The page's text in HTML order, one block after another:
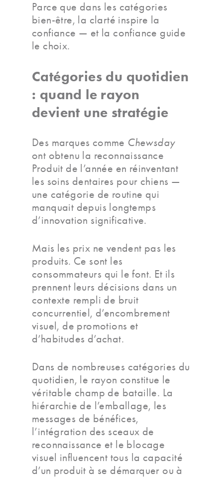
Parce que dans les catégories
bien-être, la clarté inspire la
confiance — et la confiance guide
le choix.
Catégories du quotidien
: quand le rayon
devient une stratégie
Des marques comme Chewsday
ont obtenu la reconnaissance
Produit de l’année en réinventant
les soins dentaires pour chiens —
une catégorie de routine qui
manquait depuis longtemps
d’innovation significative.
Mais les prix ne vendent pas les
produits. Ce sont les
consommateurs qui le font. Et ils
prennent leurs décisions dans un
contexte rempli de bruit
concurrentiel, d’encombrement
visuel, de promotions et
d’habitudes d’achat.
Dans de nombreuses catégories du
quotidien, le rayon constitue le
véritable champ de bataille. La
hiérarchie de l’emballage, les
messages de bénéfices,
l’intégration des sceaux de
reconnaissance et le blocage
visuel influencent tous la capacité
d’un produit à se démarquer ou à